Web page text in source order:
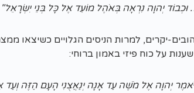
וּכְבוֹד יְהוָה נִרְאָה בְּאֹהֶל מוֹעֵד אֶל כָּל בְּנֵי יִשְׂרָאֵל"
יקרים, למרות הניסים הגלויים כשיצאו
על כוח פיזי באמון ברוחי:
יְהוָה אֶל מֹשֶׁה עַד אָנָה יְנַאֲצֻנִי הָעָם הַזֶּה